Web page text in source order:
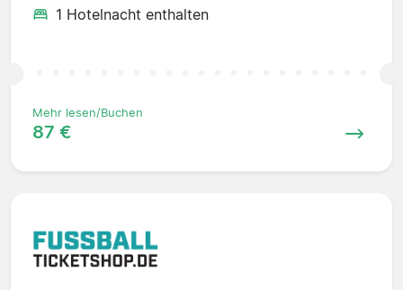
1 Hotelnacht enthalten
Mehr lesen/Buchen
87 €